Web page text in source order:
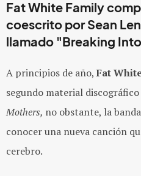
Fat White Family
coescrito porSean
llamado "Breaking
A principios de año, Fat
segundo material
Mothers, no obstante, la
conocer una nueva canción
cerebro.